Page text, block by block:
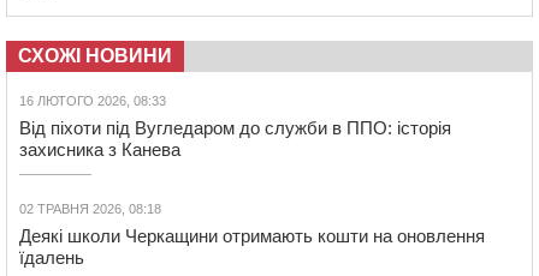
СХОЖІ НОВИНИ
16 ЛЮТОГО 2026, 08:33
Від піхоти під Вугледаром до служби в ППО: історія
захисника з Канева
02 ТРАВНЯ 2026, 08:18
Деякі школи Черкащини отримають кошти на оновлення
їдалень